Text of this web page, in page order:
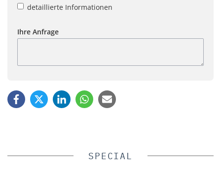
detaillierte Informationen
Ihre Anfrage
SPECIAL